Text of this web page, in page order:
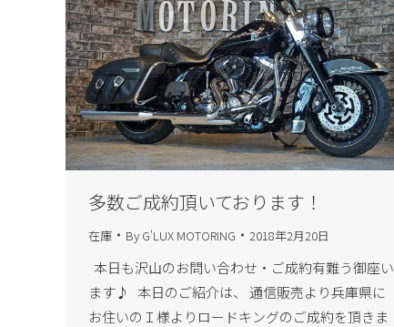
多数ご成約頂いております！
在庫 By G'LUX MOTORING 2018年2月20日
本日も沢山のお問い合わせ・ご成約有難う御座い
ます♪ 本日のご紹介は、 通信販売より兵庫県に
お住いのＩ様よりロードキングのご成約を頂きま